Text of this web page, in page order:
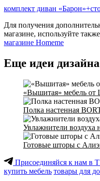
комплект диван
Для получения
магазине, используйте также
магазине Homeme
Еще идеи
«Вышитая» мебель от
Полка настенная
Увлажнители воздуха
Готовые шторы с
Присоединяйся к нам в
купить мебель товары для